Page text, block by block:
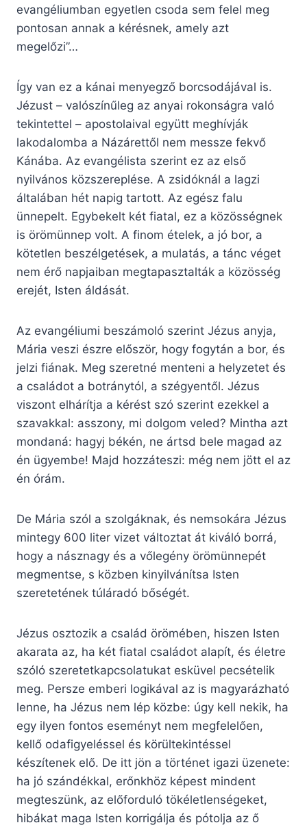
evangéliumban egyetlen csoda sem felel meg
pontosan annak a kérésnek, amely azt
megelőzi”…
Így van ez a kánai menyegző borcsodájával is.
Jézust – valószínűleg az anyai rokonságra való
tekintettel – apostolaival együtt meghívják
lakodalomba a Názárettől nem messze fekvő
Kánába. Az evangélista szerint ez az első
nyilvános közszereplése. A zsidóknál a lagzi
általában hét napig tartott. Az egész falu
ünnepelt. Egybekelt két fiatal, ez a közösségnek
is örömünnep volt. A finom ételek, a jó bor, a
kötetlen beszélgetések, a mulatás, a tánc véget
nem érő napjaiban megtapasztalták a közösség
erejét, Isten áldását.
Az evangéliumi beszámoló szerint Jézus anyja,
Mária veszi észre először, hogy fogytán a bor, és
jelzi fiának. Meg szeretné menteni a helyzetet és
a családot a botránytól, a szégyentől. Jézus
viszont elhárítja a kérést szó szerint ezekkel a
szavakkal: asszony, mi dolgom veled? Mintha azt
mondaná: hagyj békén, ne ártsd bele magad az
én ügyembe! Majd hozzáteszi: még nem jött el az
én órám.
De Mária szól a szolgáknak, és nemsokára Jézus
mintegy 600 liter vizet változtat át kiváló borrá,
hogy a násznagy és a vőlegény örömünnepét
megmentse, s közben kinyilvánítsa Isten
szeretetének túláradó bőségét.
Jézus osztozik a család örömében, hiszen Isten
akarata az, ha két fiatal családot alapít, és életre
szóló szeretetkapcsolatukat esküvel pecsételik
meg. Persze emberi logikával az is magyarázható
lenne, ha Jézus nem lép közbe: úgy kell nekik, ha
egy ilyen fontos eseményt nem megfelelően,
kellő odafigyeléssel és körültekintéssel
készítenek elő. De itt jön a történet igazi üzenete:
ha jó szándékkal, erőnkhöz képest mindent
megteszünk, az előforduló tökéletlenségeket,
hibákat maga Isten korrigálja és pótolja az ő